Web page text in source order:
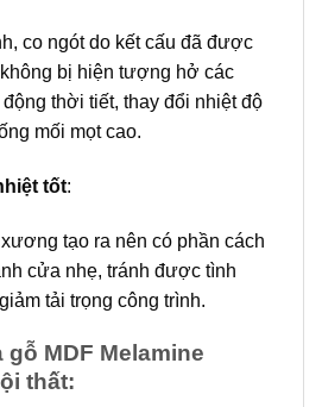
co ngót do kết cấu đã được
bị hiện tượng hở các
thời tiết, thay đổi nhiệt độ
mối mọt cao.
tốt:
tạo ra nên có phần cách
cửa nhẹ, tránh được tình
tải trọng công trình.
MDF Melamine
thất: